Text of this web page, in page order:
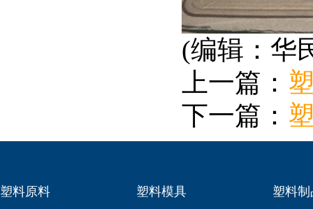
(编辑：华
上一篇：
下一篇：
塑料原料 塑料模具 塑料制